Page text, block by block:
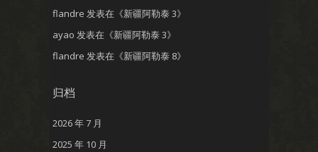
flandre 发表在《新疆阿勒泰 3》
ayao 发表在《新疆阿勒泰 3》
flandre 发表在《新疆阿勒泰 8》
归档
2026 年 7 月
2025 年 10 月